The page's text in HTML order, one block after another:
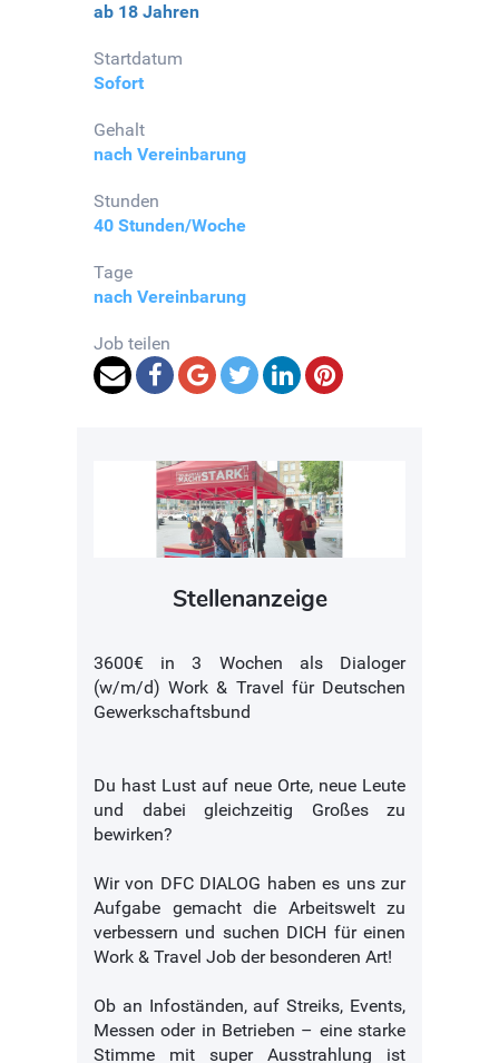
ab 18 Jahren
Startdatum
Sofort
Gehalt
nach Vereinbarung
Stunden
40 Stunden/Woche
Tage
nach Vereinbarung
Job teilen
Stellenanzeige
3600€ in 3 Wochen als Dialoger
(w/m/d) Work & Travel für Deutschen
Gewerkschaftsbund
Du hast Lust auf neue Orte, neue Leute
und dabei gleichzeitig Großes zu
bewirken?
Wir von DFC DIALOG haben es uns zur
Aufgabe gemacht die Arbeitswelt zu
verbessern und suchen DICH für einen
Work & Travel Job der besonderen Art!
Ob an Infoständen, auf Streiks, Events,
Messen oder in Betrieben – eine starke
Stimme mit super Ausstrahlung ist